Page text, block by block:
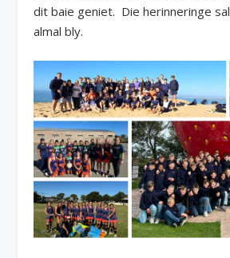
dit baie geniet. Die herinneringe
almal bly.